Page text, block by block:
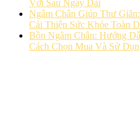
Vời Sau Ngày Dài
Ngâm Chân Giúp Thư
Cải Thiện Sức Khỏe Toàn
Bồn Ngâm Chân: Hướng
Cách Chọn Mua Và Sử